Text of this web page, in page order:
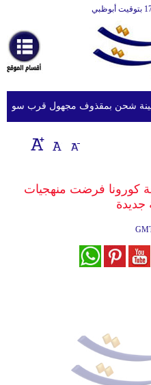
أخبارعاجلة
رياضة
ثقافة
إقتصاد
وموسيقى
شحن بمقذوف مجهول قرب سواحل
كورونا فرضت منهجيات
جديدة